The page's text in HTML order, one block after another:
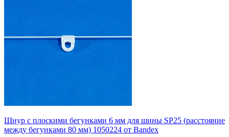
Шнур с плоскими бегунками 6 мм для шины SP25 (расстояние
между бегунками 80 мм) 1050224 от Bandex